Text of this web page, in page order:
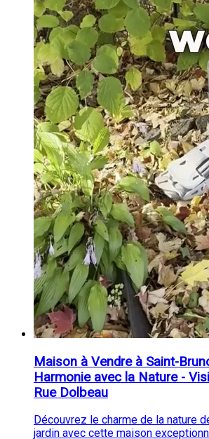
Maison à Vendre à Saint-
Harmonie avec la Nature -
Rue Dolbeau
Découvrez le charme de la nature
jardin avec cette maison